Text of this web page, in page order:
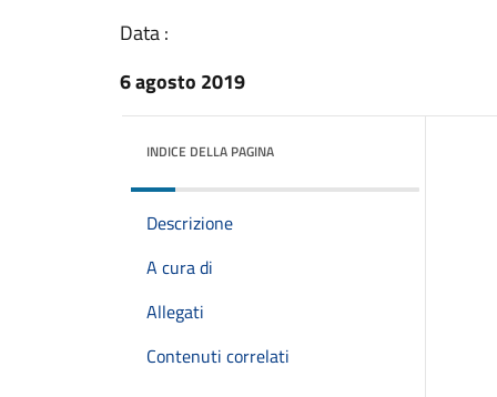
Data :
6 agosto 2019
INDICE DELLA PAGINA
Descrizione
A cura di
Allegati
Contenuti correlati